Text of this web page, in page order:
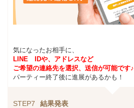
気になったお相手に、
LINE IDや、アドレスなど
ご希望の連絡先を選択、送信が可能です♪
パーティー終了後に進展があるかも！
STEP7 結果発表